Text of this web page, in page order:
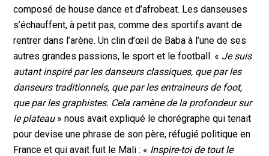
composé de house dance et d’afrobeat. Les danseuses
s’échauffent, à petit pas, comme des sportifs avant de
rentrer dans l’arène. Un clin d’œil de Baba à l’une de ses
autres grandes passions, le sport et le football. « Je suis
autant inspiré par les danseurs classiques, que par les
danseurs traditionnels, que par les entraineurs de foot,
que par les graphistes. Cela ramène de la profondeur sur
le plateau» nous avait expliqué le chorégraphe qui tenait
pour devise une phrase de son père, réfugié politique en
France et qui avait fuit le Mali : « Inspire-toi de tout le